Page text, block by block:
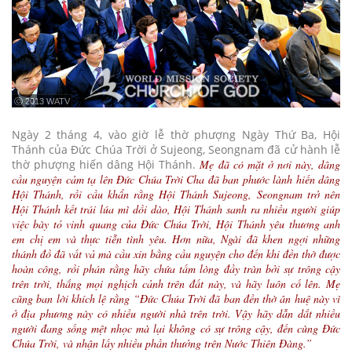
ⓒ 2013 WATV
Ngày 2 tháng 4, vào giờ lễ thờ phượng Ngày Thứ Ba, Hội
Thánh của Đức Chúa Trời ở Sujeong, Seongnam đã cử hành lễ
thờ phượng hiến dâng Hội Thánh.Mẹ đã có mặt ở nơi này, dâng
cầu nguyện cảm tạ lên Đức Chúa Trời Cha đã ban phước lành hiến dâng
Hội Thánh, rồi cầu khẩn rằng Hội Thánh Sujeong, Seongnam trở nên
Hội Thánh kết trái lúa mì dồi dào, Hội Thánh sanh ra nhiều người giúp
việc bày tỏ vinh quang của Đức Chúa Trời, Hội Thánh yêu thương anh
em chị em và thực tiễn tình yêu. Hơn nữa, Ngài đã khen ngợi những
thánh đồ đã vất vả mà cầu xin bằng cầu nguyện cho đến khi đền thờ được
hoàn công, rồi phán rằng hãy chứa tấm lòng đầy tràn bởi sự trông cậy
trên trời, thắng mọi nghịch cảnh trên đất này, và hãy luôn cố lên. Mẹ
cũng ban lời khích lệ rằng “Đức Chúa Trời đã ban đền thờ ân huệ này vì
ở địa phương này có nhiều người nhà trên trời. Vậy hãy dẫn dắt nhiều
người đang sống mệt nhọc mà lại không có sự trông cậy, đến cùng Đức
Chúa Trời, và nhận lấy nhiều phần thưởng trên Nước Thiên Đàng.”